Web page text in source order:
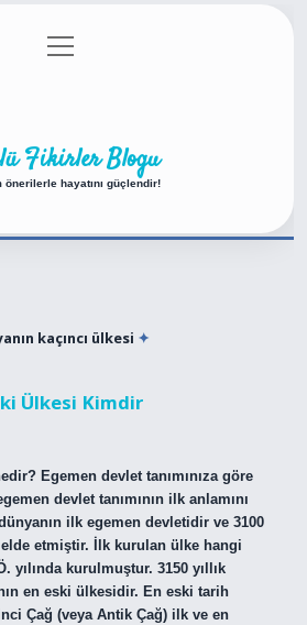
Gizlilik Politikası
menüyü
aç
Fikirler Blogu
önerilerle hayatını güçlendir!
kaçıncı ülkesi
Ülkesi Kimdir
Egemen devlet tanımınıza göre
devlet tanımının ilk anlamını
dünyanın ilk egemen devletidir ve 3100
etmiştir. İlk kurulan ülke hangi
yılında kurulmuştur. 3150 yıllık
en eski ülkesidir. En eski tarih
Çağ (veya Antik Çağ) ilk ve en